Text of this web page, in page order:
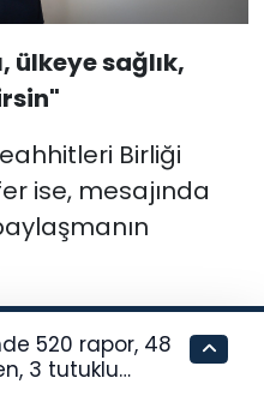
ülkeye sağlık,
Birliği
ise, mesajında
bağları
olduğunu belirten
kesiminin
520 rapor, 48
3 tutuklu…